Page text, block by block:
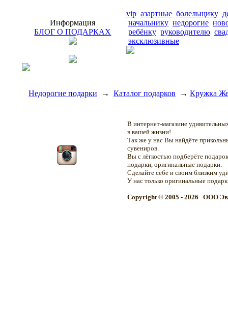
Информация
БЛОГ О ПОДАРКАХ
vip азартные болельщику
начальнику недорогие
ребёнку руководителю
эксклюзивные
Недорогие подарки → Каталог подарков → Кружка
В интернет-магазине
в вашей жизни!
Так же у нас Вы найдёте
сувениров.
Вы с лёгкостью подберёте
подарки, оригинальные подарки.
Сделайте себе и своим близким
У нас только оригинальные
Copyright © 2005 - 2026 OOO